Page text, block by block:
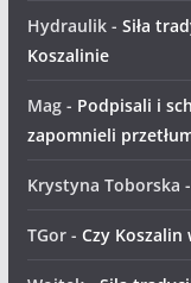
Hydraulik- Siła
Koszalinie
Mag- Podpisali i
zapomnieli
Krystyna Toborska -
TGor- Czy Koszalin